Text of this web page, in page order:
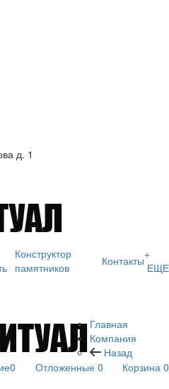
д. 1
Конструктор
памятников
Контакты+
ЕЩЕ
0 Отложенные 0 Корзина 0
Главная
Компания
Назад